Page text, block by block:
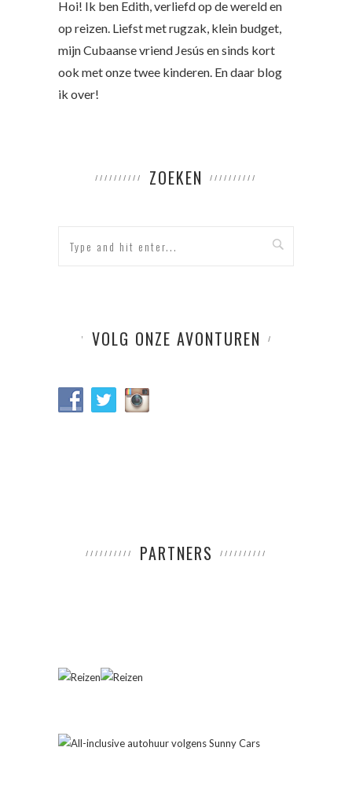
Hoi! Ik ben Edith, verliefd op de wereld en
op reizen. Liefst met rugzak, klein budget,
mijn Cubaanse vriend Jesús en sinds kort
ook met onze twee kinderen. En daar blog
ik over!
ZOEKEN
VOLG ONZE AVONTUREN
PARTNERS